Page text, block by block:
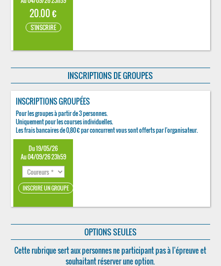
20.00 €
S'INSCRIRE
INSCRIPTIONS DE GROUPES
INSCRIPTIONS GROUPÉES
Pour les groupes à partir de 3 personnes.
Uniquement pour les courses individuelles.
Les frais bancaires de 0,80 € par concurrent vous sont offerts par l'organisateur.
Du 19/05/26
Au 04/09/26 23h59
OPTIONS SEULES
Cette rubrique sert aux personnes ne participant pas à l'épreuve et
souhaitant réserver une option.